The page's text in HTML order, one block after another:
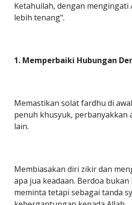
Ketahuilah, dengan mengingati
lebih tenang".
1. Memperbaiki Hubungan
Memastikan solat fardhu di
penuh khusyuk, perbanyakkan
lain.
Membiasakan diri zikir dan
apa jua keadaan. Berdoa
meminta tetapi sebagai tanda